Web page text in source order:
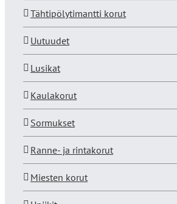
Tähtipölytimantti korut
Uutuudet
Lusikat
Kaulakorut
Sormukset
Ranne- ja rintakorut
Miesten korut